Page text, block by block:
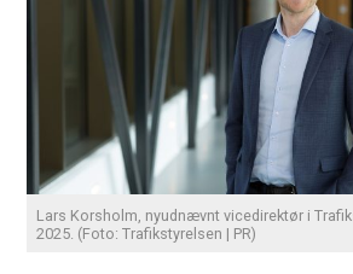
Lars Korsholm, nyudnævnt vicedirektør i
2025. (Foto: Trafikstyrelsen | PR)